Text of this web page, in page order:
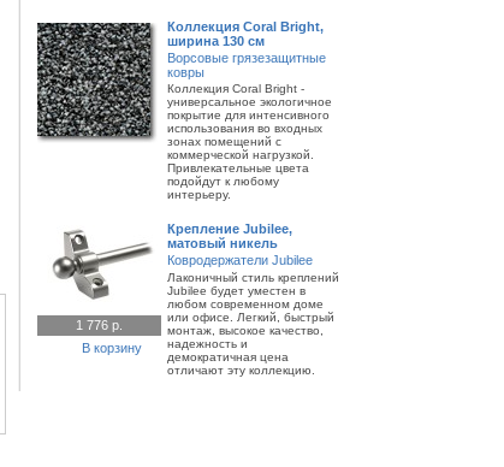
Коллекция Coral Bright,
ширина 130 см
Ворсовые грязезащитные
ковры
Коллекция Coral Bright -
универсальное экологичное
покрытие для интенсивного
использования во входных
зонах помещений с
коммерческой нагрузкой.
Привлекательные цвета
подойдут к любому
интерьеру.
1 776 р.
В корзину
Крепление Jubilee,
матовый никель
Ковродержатели Jubilee
Лаконичный стиль креплений
Jubilee будет уместен в
любом современном доме
или офисе. Легкий, быстрый
монтаж, высокое качество,
надежность и
демократичная цена
отличают эту коллекцию.